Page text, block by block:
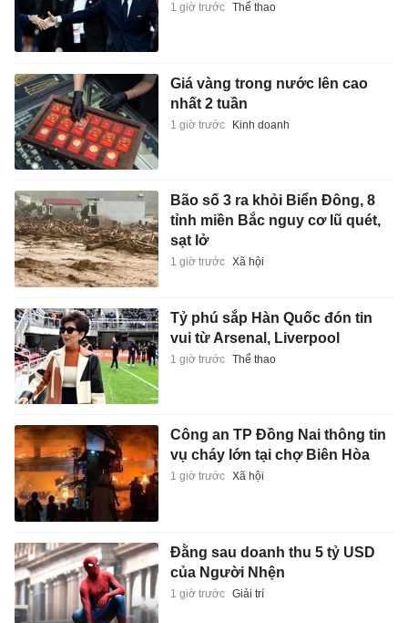
1 giờ trước Thể thao
Giá vàng trong nước lên cao
nhất 2 tuần
1 giờ trước Kinh doanh
Bão số 3 ra khỏi Biển Đông, 8
tỉnh miền Bắc nguy cơ lũ quét,
sạt lở
1 giờ trước Xã hội
Tỷ phú sắp Hàn Quốc đón tin
vui từ Arsenal, Liverpool
1 giờ trước Thể thao
Công an TP Đồng Nai thông tin
vụ cháy lớn tại chợ Biên Hòa
1 giờ trước Xã hội
Đằng sau doanh thu 5 tỷ USD
của Người Nhện
1 giờ trước Giải trí